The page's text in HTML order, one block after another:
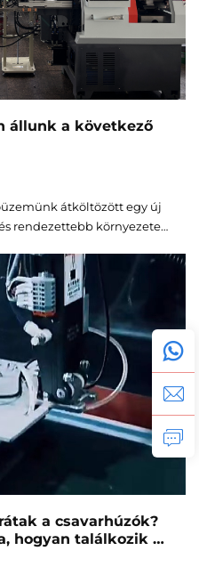
állunk a következő
átköltözött egy új
rendezettebb környezetet
működésünk
…
a csavarhúzók?
hogyan találkozik a